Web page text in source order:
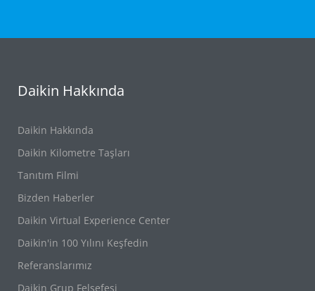
Daikin Hakkında
Daikin Hakkında
Daikin Kilometre Taşları
Tanıtım Filmi
Bizden Haberler
Daikin Virtual Experience Center
Daikin'in 100 Yılını Keşfedin
Referanslarımız
Daikin Grup Felsefesi